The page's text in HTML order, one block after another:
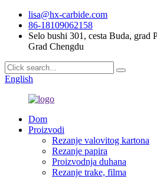
lisa@hx-carbide.com
86-18109062158
Selo bushi 301, cesta Buda, grad
Grad Chengdu
English
Dom
Proizvodi
Rezanje valovitog kartona
Rezanje papira
Proizvodnja duhana
Rezanje trake, filma